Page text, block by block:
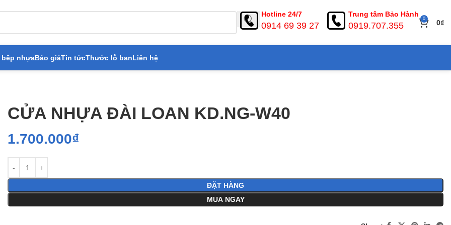
Hotline 24/7
0914 69 39 27
Trung tâm Bảo Hành
0919.707.355
0 0₫
bếp nhựaBáo giáTin tứcThước lỗ banLiên hệ
CỬA NHỰA ĐÀI LOAN KD.NG-W40
1.700.000₫
ĐẶT HÀNG
MUA NGAY